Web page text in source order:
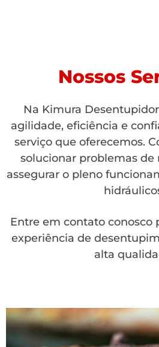
Nossos
Na Kimura
agilidade, eficiência e
serviço que oferecemos.
solucionar problemas de
assegurar o pleno
Entre em contato conosco
experiência de
alta